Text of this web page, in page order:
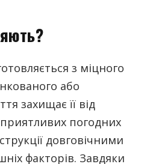
з міцного
або
захищає її від
погодних
довговічними
факторів. Завдяки